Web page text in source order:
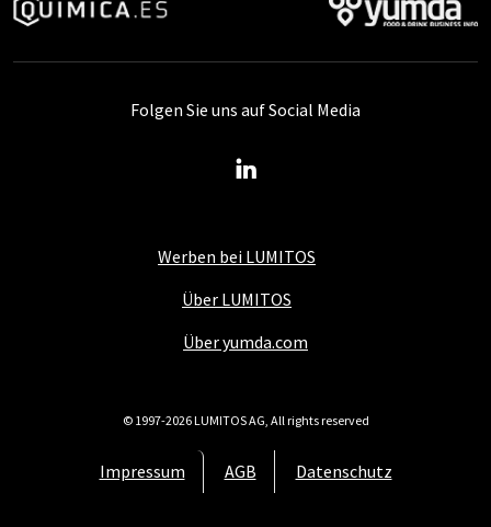
Werben bei LUMITOS
Über LUMITOS
Über yumda.com
Impressum AGB Datenschutz
Folgen Sie uns auf Social Media
© 1997-2026 LUMITOS AG, All rights reserved